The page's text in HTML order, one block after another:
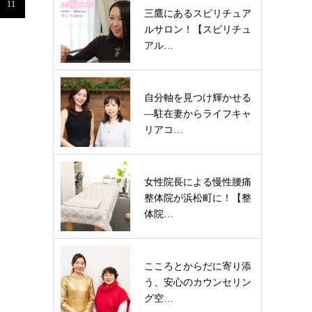
11
三鷹にあるスピリチュア
ルサロン！【スピリチュ
アル…
自分軸を見つけ輝かせる
―駐在妻からライフキャ
リアコ…
女性院長による慢性腰痛
整体院が浜松町に！【整
体院…
こころとからだに寄り添
う、安心のカウンセリン
グ空…